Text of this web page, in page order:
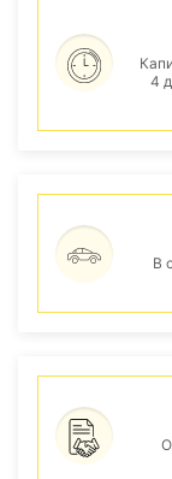
4
В